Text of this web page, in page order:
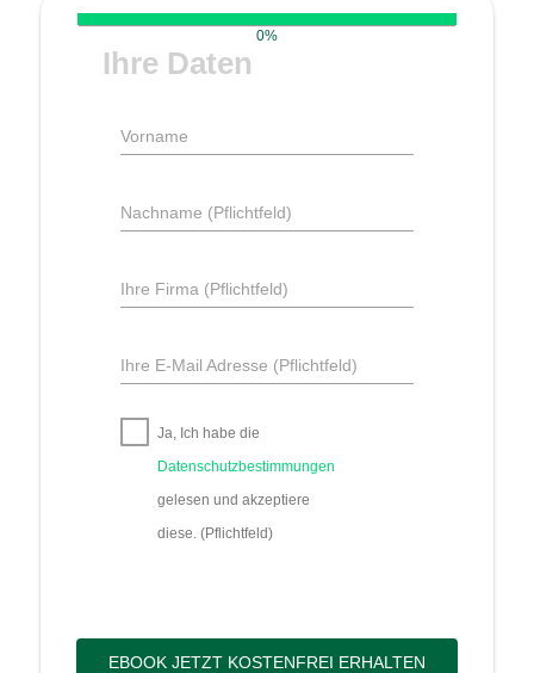
0%
Ihre Daten
Vorname
Nachname (Pflichtfeld)
Ihre Firma (Pflichtfeld)
Ihre E-Mail Adresse (Pflichtfeld)
Ja, Ich habe die
Datenschutzbestimmungen
gelesen und akzeptiere
diese. (Pflichtfeld)
EBOOK JETZT KOSTENFREI ERHALTEN